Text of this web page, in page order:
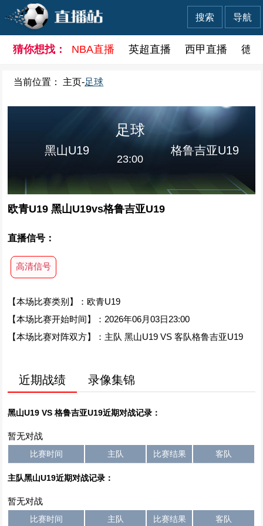
导航
搜索
猜你想找： NBA直播 英超直播 西甲直播 德
当前位置： 主页-足球
黑山U19
足球
23:00
格鲁吉亚U19
欧青U19 黑山U19vs格鲁吉亚U19
直播信号：
高清信号
【本场比赛类别】：欧青U19
【本场比赛开始时间】：2026年06月03日23:00
【本场比赛对阵双方】：主队 黑山U19 VS 客队格鲁吉亚U19
近期战绩 录像集锦
黑山U19 VS 格鲁吉亚U19近期对战记录：
暂无对战
比赛时间 主队 比赛结果 客队
主队黑山U19近期对战记录：
暂无对战
比赛时间 主队 比赛结果 客队